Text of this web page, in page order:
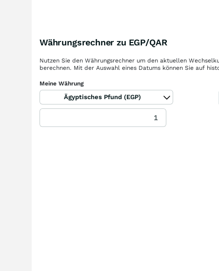
Währungsrechner zu EGP/QAR
Nutzen Sie den Währungsrechner um den aktuellen
berechnen. Mit der Auswahl eines Datums können Sie auf
Meine Währung
Ägyptisches Pfund (EGP)